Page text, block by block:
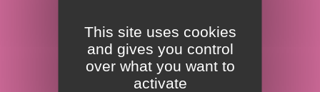
VOTRE PROJET EN 10
This site uses cookies
and gives you control
over what you want to
activate